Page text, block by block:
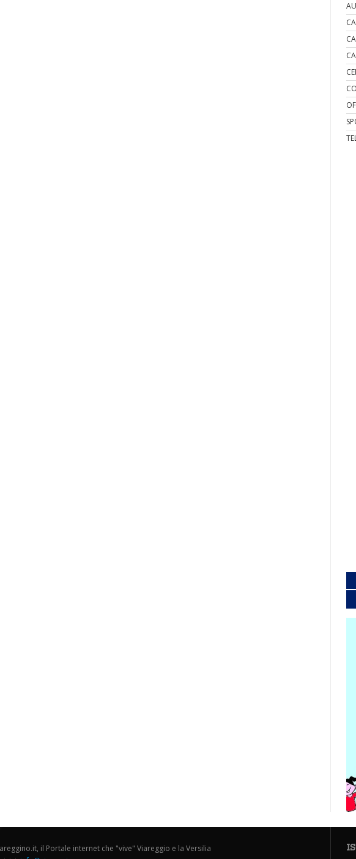
il Portale internet che "vive" Viareggio e la Versilia